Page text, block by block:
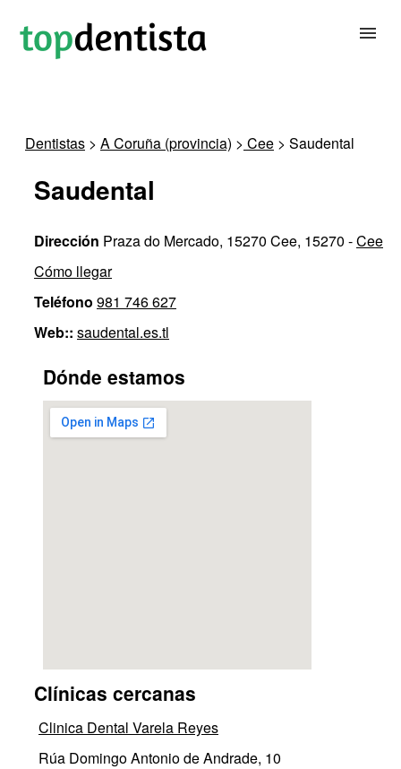
Dentistas > A Coruña (provincia) > Cee > Saudental
Saudental
Dirección Praza do Mercado, 15270 Cee, 15270 -Cee
Cómo llegar
Teléfono 981 746 627
Web:: saudental.es.tl
Dónde estamos
Clínicas cercanas
Clinica Dental Varela Reyes
Rúa Domingo Antonio de Andrade, 10